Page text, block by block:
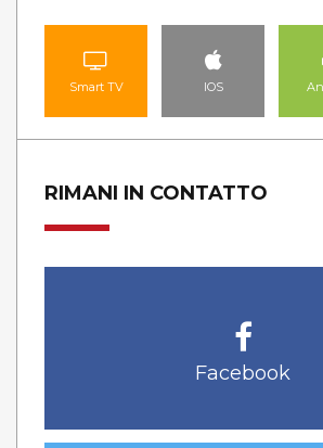
Smart TV IOS
RIMANI IN CONTATTO
Facebook